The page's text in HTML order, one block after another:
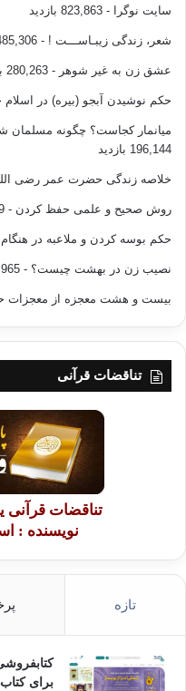
سایت نوگرا - 823,863 بازدید
شعر، زندگی زیبـاســـت ! - 485,306 بازدید
عشق زن به غیر شوهر - 280,263 بازدید
حکم نوشیدن آبجو (بیره) در
میانمار کجاست؟ چگونه مسلمان
196,144 بازدید
خلاصه زندگی حضرت عمر رضی
روش صحیح و علمی حفظ کردن - 180,569 بازدید
حکم بوسه کردن و ملاعبه در هنگام
نصیب زن در بهشت چیست؟ - 152,965 بازدید
بیست و هشت معجزه از معجزات
تناقضات قرآنی
تناقضات
نویسنده :
تازه
برای